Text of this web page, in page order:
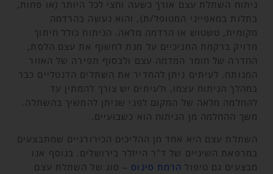
ניתוח השתלת עצם אורך כשעה וחצי לכל היותר (או פחות,
בתלות במאפייני המטופל/ת), והוא נעשה בהרדמה
מקומית, טשטוש או הרדמה מלאה. הניתוח כולל חיתוך
מדויק ברקמת החניכיים על מנת לחשוף את עצם הלסת,
החדרה של חומר המדמה עצם ולבסוף תפירה של האזור
המנותח. לעיתים ניתן להחדיר את השתלים הדנטליים כבר
במהלך הניתוח עצמו, ולעיתים יש צורך להמתין עד
להחלמה מלאה של המקום לפני שניתן להמשיך בהשתלה.
משך ההחלמה מן הניתוח הוא כשבועיים.
השתלת עצם היא אחד מן ההליכים הכירורגיים שמתבצעים
במרפאת השיניים של ד"ר הייזלר בירושלים. בנוסף אנו
מבצעים גם טיפול הרמת סינוס – סוג של השתלת עצם